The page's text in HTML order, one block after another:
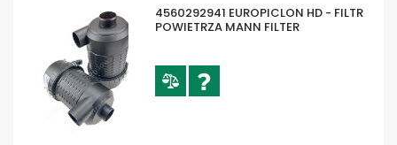
4560292941 EUROPICLON HD - FILTR
POWIETRZA MANN FILTER